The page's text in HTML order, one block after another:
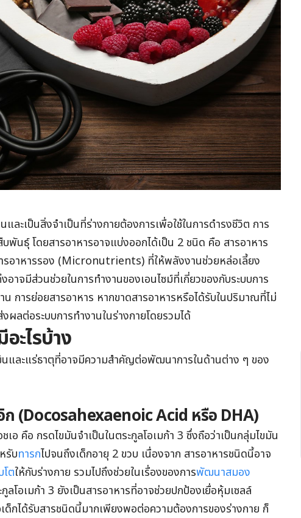
ละเป็นสิ่งจำเป็นที่ร่างกายต้องการเพื่อใช้ในการดำรงชีวิต การ
บพันธุ์ โดยสารอาหารอาจแบ่งออกได้เป็น 2 ชนิด คือ สารอาหาร
อาหารรอง (Micronutrients) ที่ให้พลังงานช่วยหล่อเลี้ยง
อาจมีส่วนช่วยในการทำงานของเอนไซม์ที่เกี่ยวของกับระบบการ
การย่อยสารอาหาร หากขาดสารอาหารหรือได้รับในปริมาณที่ไม่
ลต่อระบบการทำงานในร่างกายโดยรวมได้
ะไรบ้าง
และแร่ธาตุที่อาจมีความสำคัญต่อพัฒนาการในด้านต่าง ๆ ของ
ก (Docosahexaenoic Acid หรือ DHA)
เอ คือ กรดไขมันจำเป็นในตระกูลโอเมก้า 3 ซึ่งถือว่าเป็นกลุ่มไขมัน
รับทารกไปจนถึงเด็กอายุ 2 ขวบ เนื่องจาก สารอาหารชนิดนี้อาจ
ตให้กับร่างกาย รวมไปถึงช่วยในเรื่องของการพัฒนาสมอง
ลโอเมก้า 3 ยังเป็นสารอาหารที่อาจช่วยปกป้องเยื่อหุ้มเซลล์
ด็กได้รับสารชนิดนี้มากเพียงพอต่อความต้องการของร่างกาย ก็